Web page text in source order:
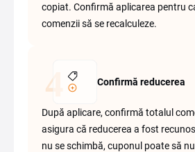
copiat. Confirmă aplicarea pentru
comenzii să se recalculeze.
Confirmă reducerea
După aplicare, confirmă totalul
asigura că reducerea a fost
nu se schimbă, cuponul poate să